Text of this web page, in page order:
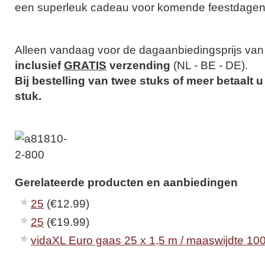
een superleuk cadeau voor komende
Alleen vandaag voor de dagaanbiedingsprijs
inclusiefGRATIS verzending (NL - BE - DE).
Bij bestelling van twee stuks of meer betaalt
stuk.
Gerelateerde producten en aanbiedingen
25 (€12.99)
25 (€19.99)
vidaXL Euro gaas 25 x 1,5 m / maaswijdte